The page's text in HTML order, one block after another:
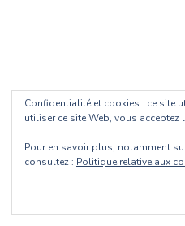
Confidentialité et cookies : ce site
utiliser ce site Web, vous acceptez
Pour en savoir plus, notamment
consultez : Politique relative aux